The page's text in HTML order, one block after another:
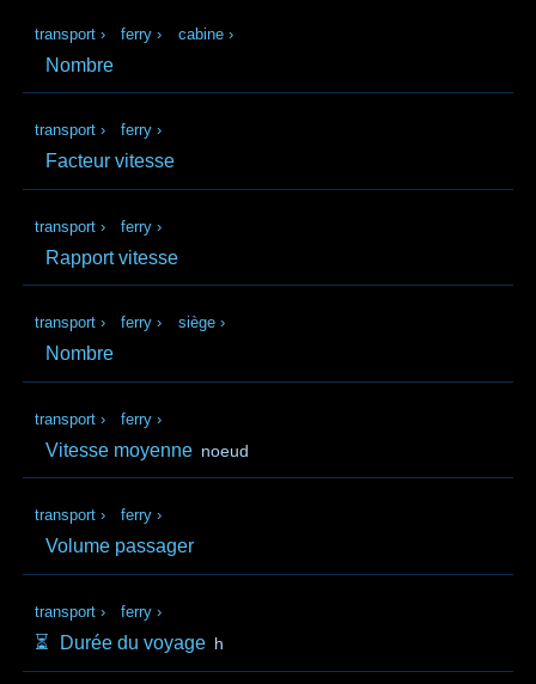
transport › ferry › cabine ›
Nombre
transport › ferry ›
Facteur vitesse
transport › ferry ›
Rapport vitesse
transport › ferry › siège ›
Nombre
transport › ferry ›
Vitesse moyenne noeud
transport › ferry ›
Volume passager
transport › ferry ›
⏳️ Durée du voyage h